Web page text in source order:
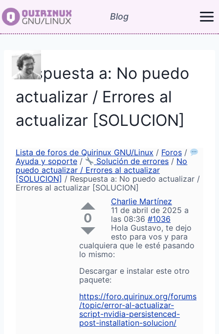
Saltar
al
Blog
Respuesta a: No puedo
actualizar / Errores al
actualizar [SOLUCION]
Lista de foros de Quirinux GNU/Linux / Foros /
Ayuda y soporte / Solución de errores / No
puedo actualizar / Errores al actualizar
[SOLUCION] / Respuesta a: No puedo actualizar /
Errores al actualizar [SOLUCION]
0
Charlie Martínez
11 de abril de 2025 a
las 08:36 #1036
Hola Gustavo, te dejo
esto para vos y para
cualquiera que le esté pasando
lo mismo:
Descargar e instalar este otro
paquete:
https://foro.quirinux.org/forums
/topic/error-al-actualizar-
script-nvidia-persistenced-
post-installation-solucion/